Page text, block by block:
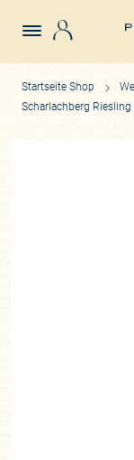
Startseite Shop
Scharlachberg